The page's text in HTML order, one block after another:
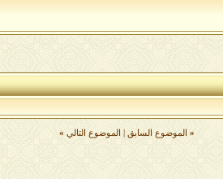
« الموضوع السابق الموضوع التالي »